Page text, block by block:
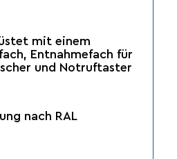
mit einem
Entnahmefach für
und Notruftaster
nach RAL